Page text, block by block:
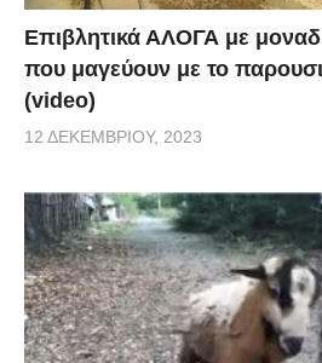
Επιβλητικά ΑΛΟΓΑ με
που μαγεύουν με το
(video)
12 ΔΕΚΕΜΒΡΊΟΥ, 2023